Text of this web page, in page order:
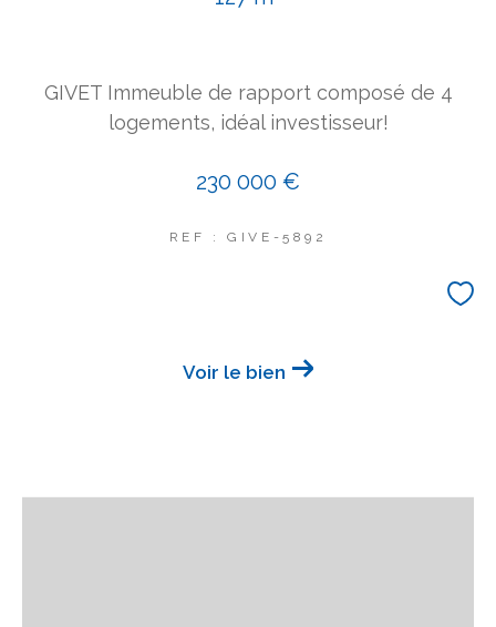
GIVET Immeuble de rapport composé de 4
logements, idéal investisseur!
230 000 €
REF : GIVE-5892
Voir le bien